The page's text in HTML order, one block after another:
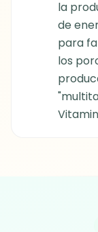
la
de
para
los